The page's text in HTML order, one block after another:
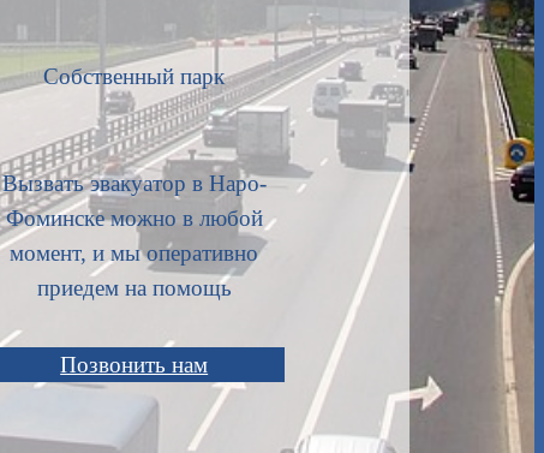
Собственный парк
Вызвать эвакуатор в Наро-
Фоминске можно в любой
момент, и мы оперативно
приедем на помощь
Позвонить нам